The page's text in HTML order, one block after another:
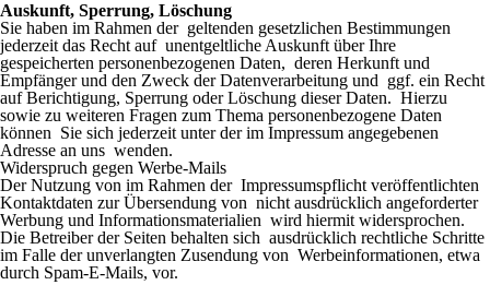
Auskunft, Sperrung, Löschung
Sie haben im Rahmen der geltenden gesetzlichen Bestimmungen
jederzeit das Recht auf unentgeltliche Auskunft über Ihre
gespeicherten personenbezogenen Daten, deren Herkunft und
Empfänger und den Zweck der Datenverarbeitung und ggf. ein Recht
auf Berichtigung, Sperrung oder Löschung dieser Daten. Hierzu
sowie zu weiteren Fragen zum Thema personenbezogene Daten
können Sie sich jederzeit unter der im Impressum angegebenen
Adresse an uns wenden.
Widerspruch gegen Werbe-Mails
Der Nutzung von im Rahmen der Impressumspflicht veröffentlichten
Kontaktdaten zur Übersendung von nicht ausdrücklich angeforderter
Werbung und Informationsmaterialien wird hiermit widersprochen.
Die Betreiber der Seiten behalten sich ausdrücklich rechtliche Schritte
im Falle der unverlangten Zusendung von Werbeinformationen, etwa
durch Spam-E-Mails, vor.